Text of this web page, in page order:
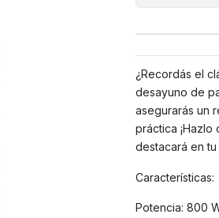
¿Recordás el
desayuno de
asegurarás un
práctica
destacará en tu
Características:
Potencia: 800